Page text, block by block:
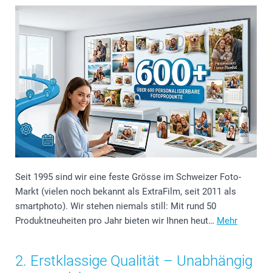
Seit 1995 sind wir eine feste Grösse im Schweizer Foto-
Markt (vielen noch bekannt als ExtraFilm, seit 2011 als
smartphoto). Wir stehen niemals still: Mit rund 50
Produktneuheiten pro Jahr bieten wir Ihnen heut… Mehr
2. Erstklassige Qualität – Unabhängig